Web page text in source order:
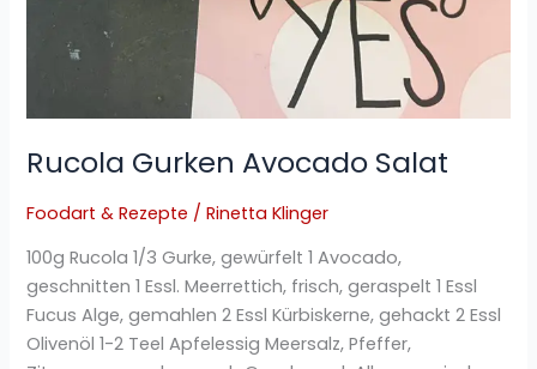
Rucola Gurken Avocado Salat
Foodart & Rezepte /Rinetta Klinger
100g Rucola 1/3 Gurke, gewürfelt 1 Avocado,
geschnitten 1 Essl. Meerrettich, frisch, geraspelt 1 Essl
Fucus Alge, gemahlen 2 Essl Kürbiskerne, gehackt 2 Essl
Olivenöl 1-2 Teel Apfelessig Meersalz, Pfeffer,